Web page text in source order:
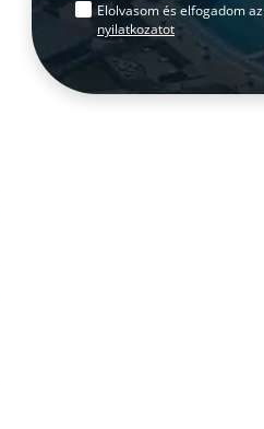
Elolvasom és elfogadom az
nyilatkozatot